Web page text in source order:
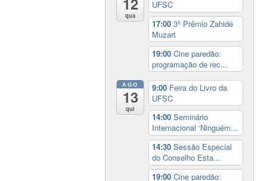
qua
UFSC
17:003º Prêmio Zahidé
Muzart
19:00Cine paredão:
programação de rec...
AGO
13
qui
9:00 Feira do Livro da
UFSC
14:00Seminário
Internacional ‘Ninguém...
14:30Sessão Especial
do Conselho Esta...
19:00Cine paredão: